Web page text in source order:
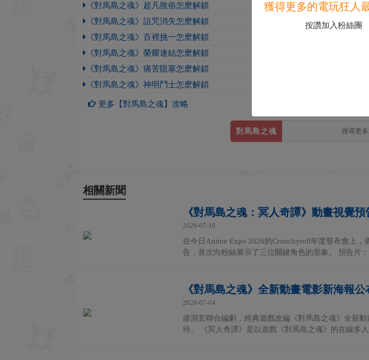
《對馬島之魂》超凡脫俗怎麽解鎖
《對馬島之魂》詛咒消失怎麽解鎖
《對馬島之魂》百裡挑一怎麽解鎖
《對馬島之魂》榮耀連結怎麽解鎖
《對馬島之魂》痛苦阻塞怎麽解鎖
《對馬島之魂》神明鬥士怎麽解鎖
更多【對馬島之魂】攻略
對馬島之魂
相關新聞
《對馬島之魂：冥人奇譚》動畫視覺
2026-07-10
在今日Anime Expo 2026的Crunchyroll年度發布會上
告，首次向粉絲展示了三位關鍵角色的形象。 預告片
《對馬島之魂》全新動畫電影新海報
2026-07-04
虛淵玄聯合編劇，經典遊戲改編《對馬島之魂》全新
待。 《冥人奇譚》是以遊戲《對馬島之魂》的在線多
獲得更多的電玩狂人
按讚加入粉絲團